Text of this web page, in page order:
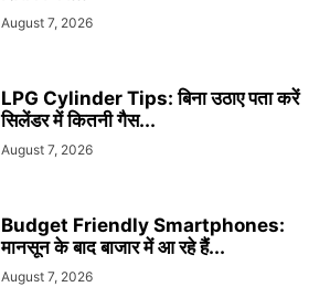
August 7, 2026
LPG Cylinder Tips: बिना उठाए पता करें
सिलेंडर में कितनी गैस...
August 7, 2026
Budget Friendly Smartphones:
मानसून के बाद बाजार में आ रहे हैं...
August 7, 2026